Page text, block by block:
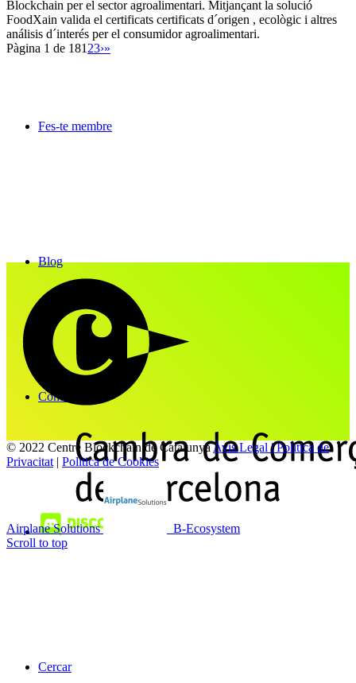
Fes-te membre
Blog
Contacte
Cercar
Blockchain per el sector agroalimentari. Mitjançant la solució
FoodXain valida el certificats certificats d´origen , ecològic i altres
análisis d´interés per el consumidor agroalimentari.
Pàgina 1 de 181 23›»
© 2022 Centre Blockchain de CatalunyaAvis Legal | Politica de
Privacitat | Politica de Cookies
Airplane Solutions
B-Ecosystem
Scroll to top